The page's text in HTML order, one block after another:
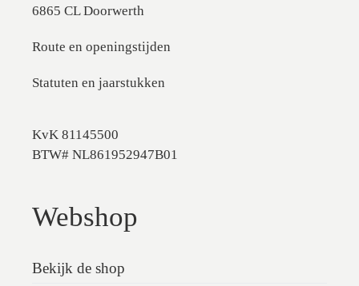
6865 CL Doorwerth
Route en openingstijden
Statuten en jaarstukken
KvK 81145500
BTW# NL861952947B01
Webshop
Bekijk de shop